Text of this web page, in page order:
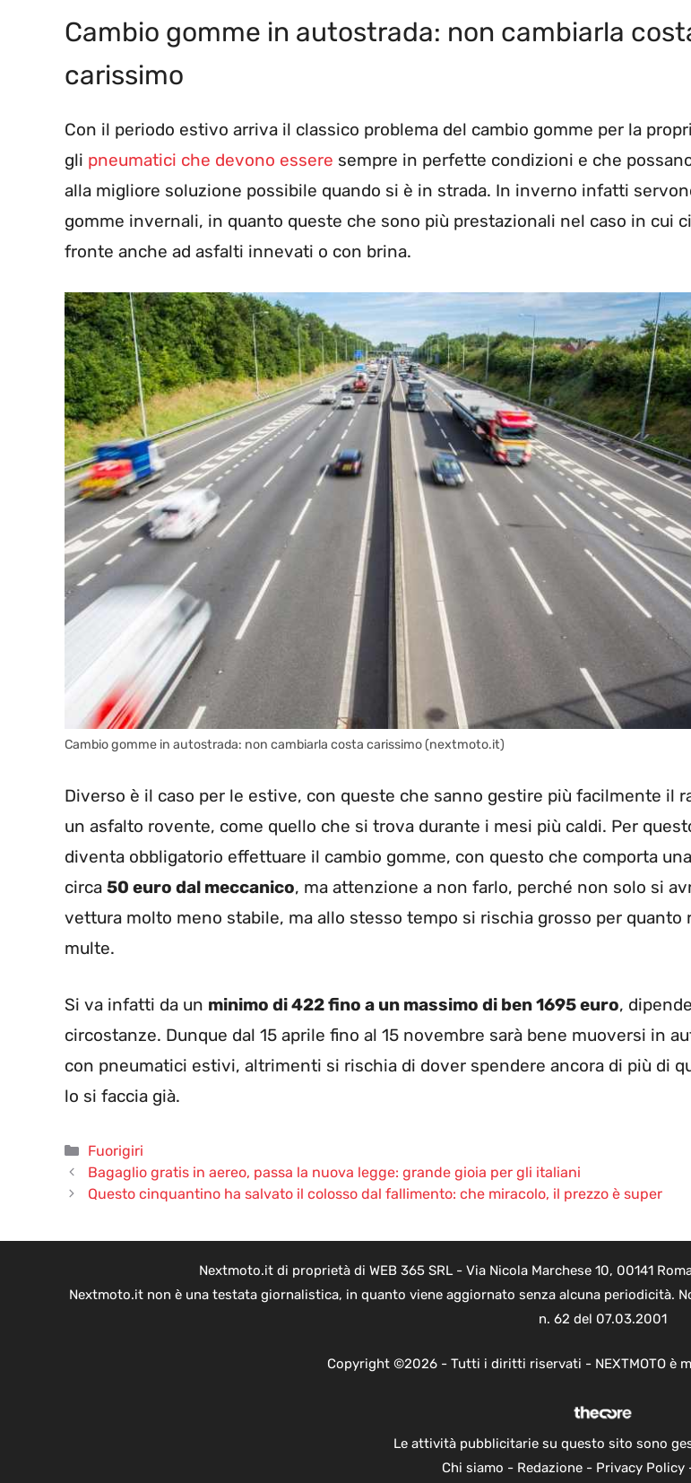
Cambio gomme in autostrada: non cambiarla
carissimo
Con il periodo estivo arriva il classico problema del cambio gomme per la
gli pneumatici che devono essere sempre in perfette condizioni e che
alla migliore soluzione possibile quando si è in strada. In inverno infatti
gomme invernali, in quanto queste che sono più prestazionali nel caso in cui
fronte anche ad asfalti innevati o con brina.
Cambio gomme in autostrada: non cambiarla costa carissimo (nextmoto.it)
Diverso è il caso per le estive, con queste che sanno gestire più facilmente il
un asfalto rovente, come quello che si trova durante i mesi più caldi. Per
diventa obbligatorio effettuare il cambio gomme, con questo che comporta
circa 50 euro dal meccanico, ma attenzione a non farlo, perché non solo si
vettura molto meno stabile, ma allo stesso tempo si rischia grosso per quanto
multe.
Si va infatti da un minimo di 422 fino a un massimo di ben 1695 euro,
circostanze. Dunque dal 15 aprile fino al 15 novembre sarà bene muoversi in
con pneumatici estivi, altrimenti si rischia di dover spendere ancora di più di
lo si faccia già.
Categorie
Fuorigiri
Bagaglio gratis in aereo, passa la nuova legge: grande gioia per gli italiani
Questo cinquantino ha salvato il colosso dal fallimento: che miracolo, il prezzo è super
Nextmoto.it di proprietà di WEB 365 SRL - Via Nicola Marchese 10, 00141
Nextmoto.it non è una testata giornalistica, in quanto viene aggiornato senza alcuna periodicità.
n. 62 del 07.03.2001
Copyright ©2026 - Tutti i diritti riservati - NEXTMOTO è
Le attività pubblicitarie su questo sito sono
Chi siamo - Redazione- Privacy Policy